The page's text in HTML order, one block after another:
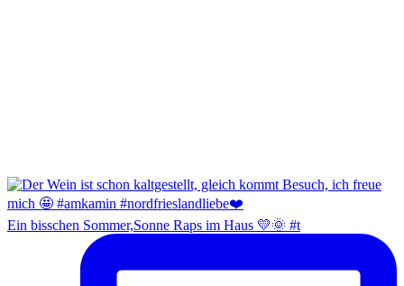
Ein bisschen Sommer,Sonne Raps im Haus 💛🌞 #t